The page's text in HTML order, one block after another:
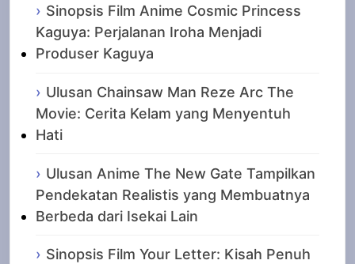
Sinopsis Film Anime Cosmic Princess
Kaguya: Perjalanan Iroha Menjadi
Produser Kaguya
Ulusan Chainsaw Man Reze Arc The
Movie: Cerita Kelam yang Menyentuh
Hati
Ulusan Anime The New Gate Tampilkan
Pendekatan Realistis yang Membuatnya
Berbeda dari Isekai Lain
Sinopsis Film Your Letter: Kisah Penuh